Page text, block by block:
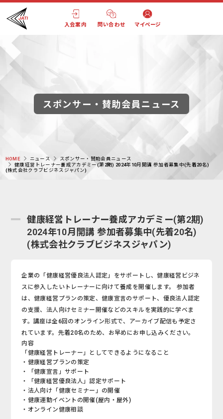
入会案内 問い合わせ マイページ
スポンサー・賛助会員ニュース
HOME ニュース
スポンサー・賛助会員ニュース
健康経営トレーナー養成アカデミー(第2期) 2024年10月開講 参加者募集中(先着20名)
(株式会社クラブビジネスジャパン)
健康経営トレーナー養成アカデミー(第2期)
2024年10月開講 参加者募集中(先着20名)
(株式会社クラブビジネスジャパン)
企業の「健康経営優良法人認定」をサポートし、健康経営ビジネ
スに参入したいトレーナーに向けて養成を開催します。 参加者
は、健康経営プランの策定、健康宣言のサポート、優良法人認定
の支援、法人向けセミナー開催などのスキルを実践的に学べま
す。講座は全6回のオンライン形式で、アーカイブ配信も予定さ
れています。先着20名のため、お早めにお申し込みください。
内容
「健康経営トレーナー」としてできるようになること
・健康経営プランの策定
・「健康宣言」サポート
・「健康経営優良法人」認定サポート
・法人向け「健康セミナー」の開催
・健康運動イベントの開催(屋内・屋外)
・オンライン健康相談